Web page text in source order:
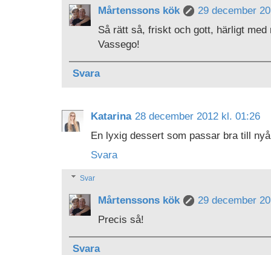
Mårtenssons kök
29 december
Så rätt så, friskt och gott, härligt med
Vassego!
Svara
Katarina 28 december 2012 kl. 01:26
En lyxig dessert som passar bra till
Svara
Svar
Mårtenssons kök
29 december
Precis så!
Svara